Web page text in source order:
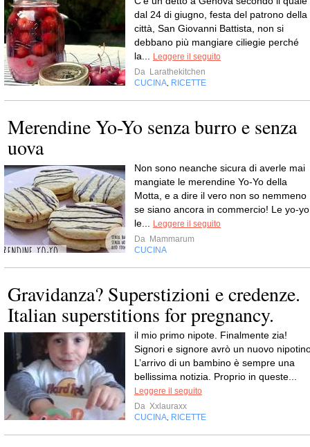
dal 24 di giugno, festa del patrono della
città, San Giovanni Battista, non si
debbano più mangiare ciliegie perché
la...
Leggere il seguito
Da Larathekitchen
CUCINA RICETTE
Merendine Yo-Yo senza burro e senza
uova
Non sono neanche sicura di averle mai
mangiate le merendine Yo-Yo della
Motta, e a dire il vero non so nemmeno
se siano ancora in commercio! Le yo-
le...
Leggere il seguito
Da Mammarum
CUCINA
Gravidanza? Superstizioni e credenze.
Italian superstitions for pregnancy.
il mio primo nipote. Finalmente zia!
Signori e signore avrò un nuovo
L’arrivo di un bambino è sempre una
bellissima notizia. Proprio in queste...
Leggere il seguito
Da Xxlauraxx
CUCINA RICETTE